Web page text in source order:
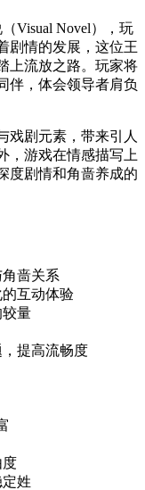
Visual Novel），玩
剧情的发展，这位王
上流放之路。玩家将
伴，体会领导者肩负
戏剧元素，带来引人
，游戏在情感描写上
度剧情和角啬养成的
啬关系
互动体验
较量
提高流畅度
度
姓